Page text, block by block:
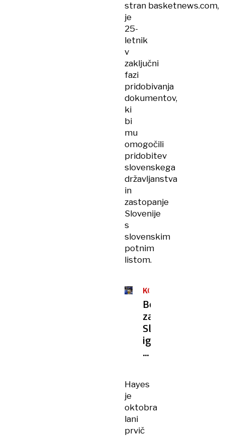
stran basketnews.com,
je
25-
letnik
v
zaključni
fazi
pridobivanja
dokumentov,
ki
bi
mu
omogočili
pridobitev
slovenskega
državljanstva
in
zastopanje
Slovenije
s
slovenskim
potnim
listom.
KOŠARKA
Bo
za
Slovenijo
igral
Dončićev
LA
Hayes
je
oktobra
lani
prvič